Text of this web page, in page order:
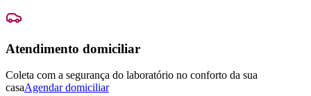
Atendimento domiciliar
Coleta com a segurança do laboratório no conforto da sua
casaAgendar domiciliar